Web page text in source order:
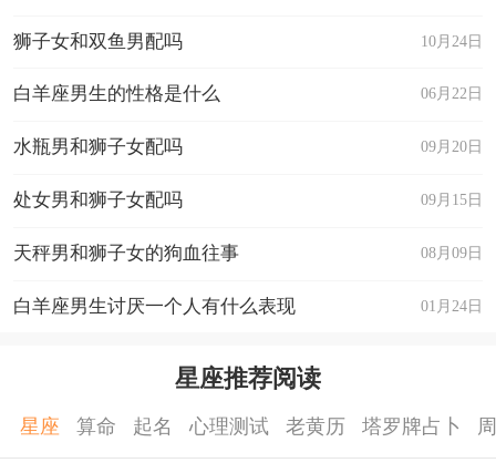
10月24日
狮子女和双鱼男配吗
06月22日
白羊座男生的性格是什么
09月20日
水瓶男和狮子女配吗
09月15日
处女男和狮子女配吗
08月09日
天秤男和狮子女的狗血往事
01月24日
白羊座男生讨厌一个人有什么表现
星座推荐阅读
星座 算命 起名 心理测试 老黄历 塔罗牌占卜